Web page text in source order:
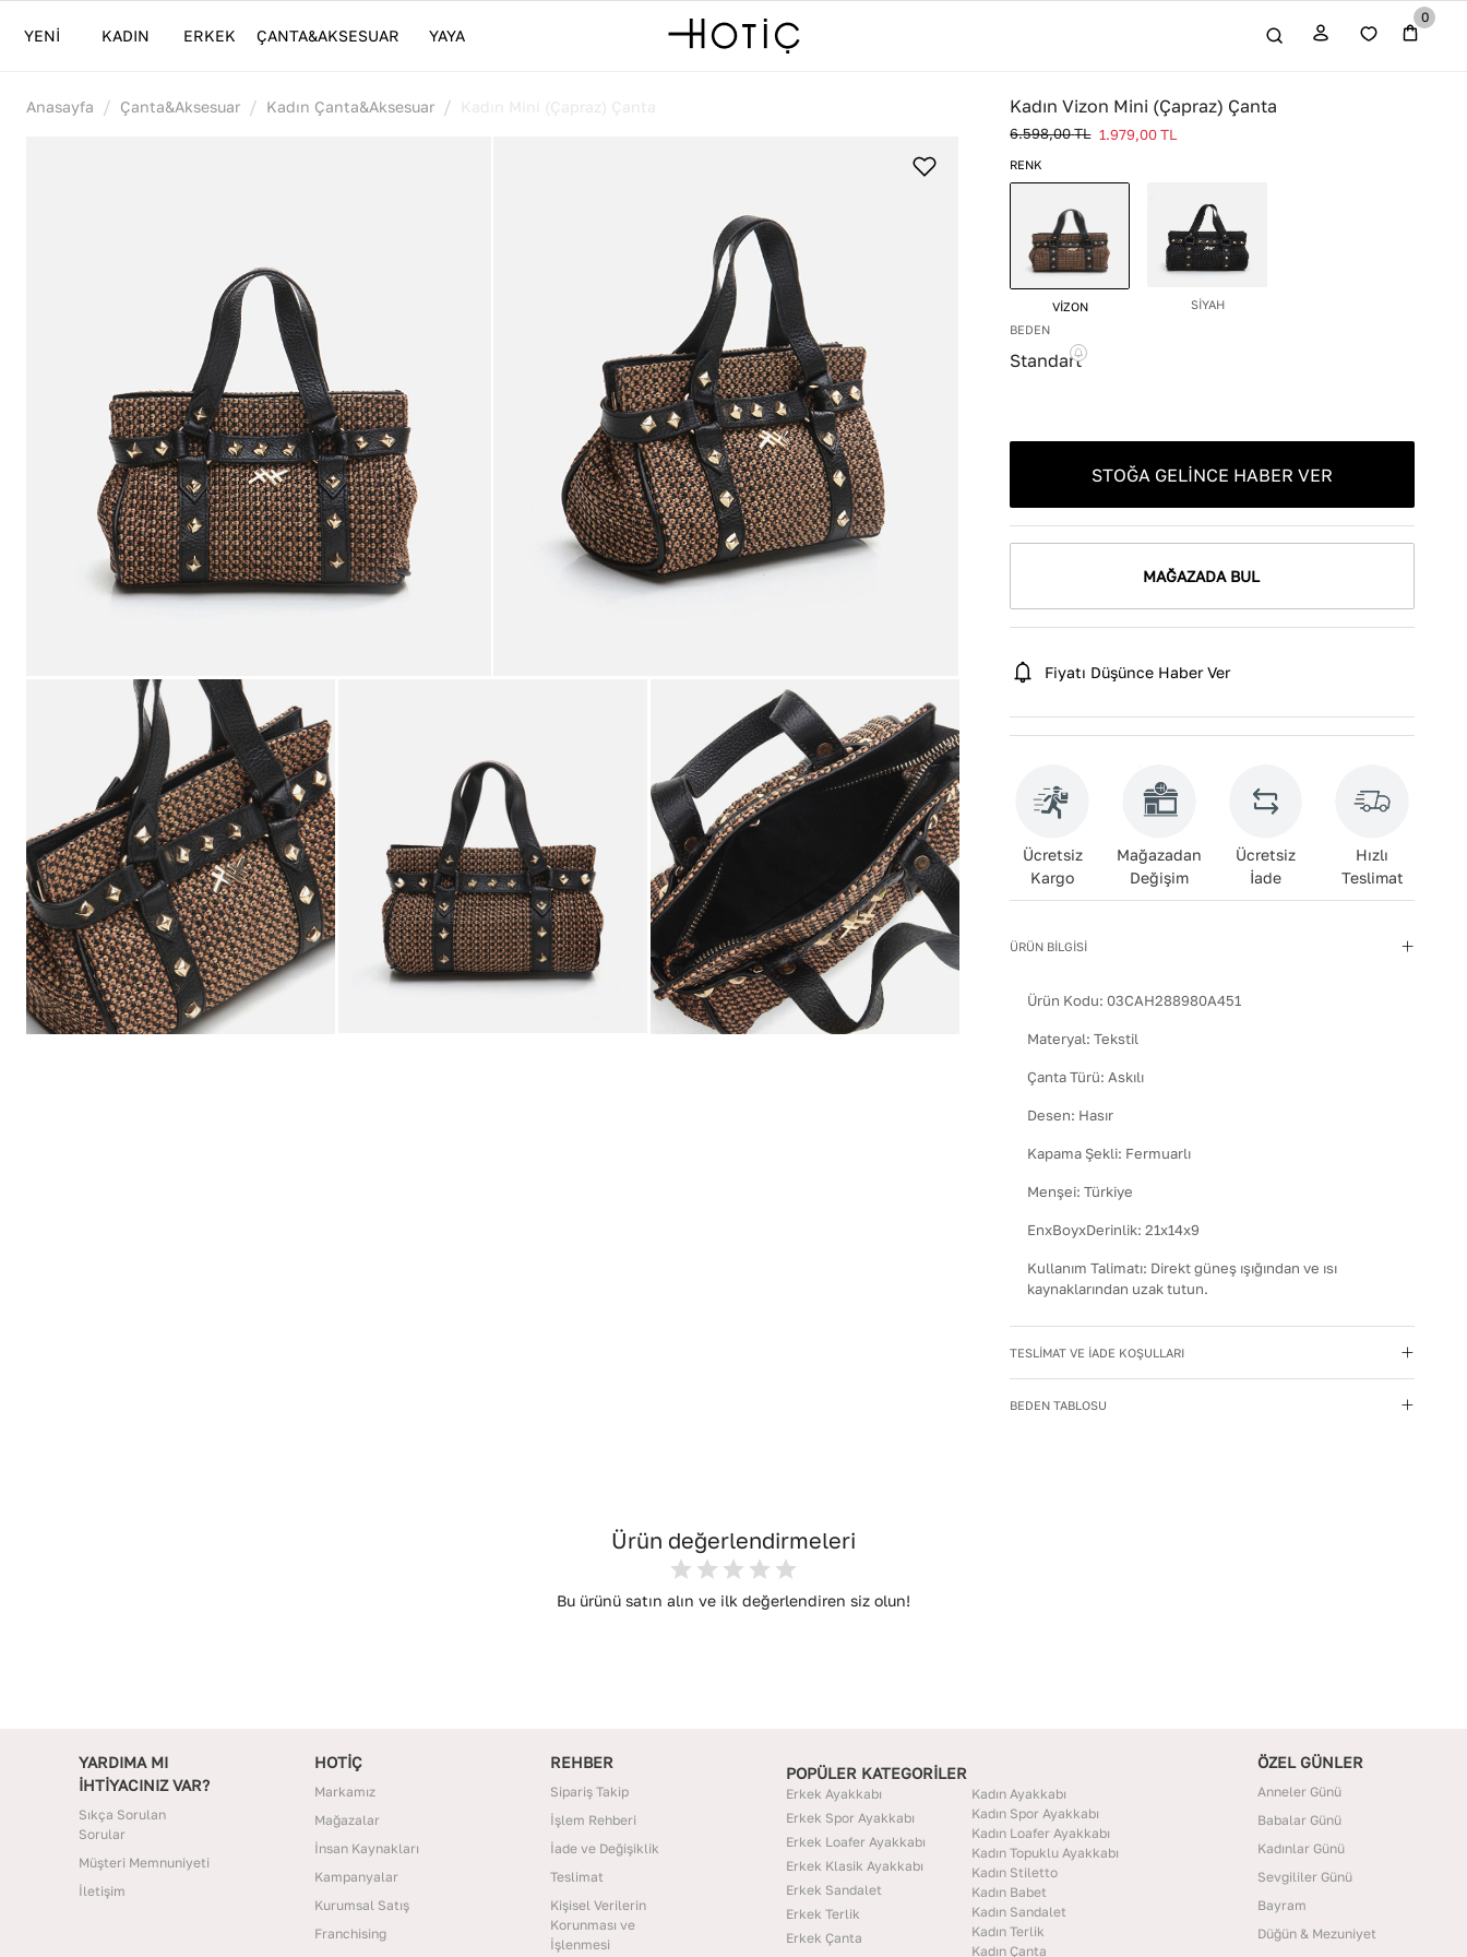
YENİ KADIN ERKEK ÇANTA&AKSESUAR YAYA
0
Anasayfa / Çanta&Aksesuar / Kadın Çanta&Aksesuar / Kadın Mini (Çapraz) Çanta Kadın Vizon Mini (Çapraz) Çanta
6.598,00TL 1.979,00 TL
RENK
VİZON
SİYAH
BEDEN
Standart
STOĞA GELINCE HABER VER
MAĞAZADA BUL
Fiyatı Düşünce Haber Ver
Ücretsiz
Kargo
Mağazadan
Değişim
Ücretsiz
İade
Hızlı
Teslimat
ÜRÜN BİLGİSİ
Ürün Kodu:03CAH288980A451
Materyal:Tekstil
Çanta Türü:Askılı
Desen: Hasır
Kapama Şekli: Fermuarlı
Menşei:Türkiye
EnxBoyxDerinlik:21x14x9
Kullanım Talimatı: Direkt güneş ışığından ve ısı
kaynaklarından uzak tutun.
Yıkama Talimatı:Çanta ve Aksesuarları hafif nemli bir
bezle silin. Kimyasal temizleyiciler kullanmayın.
yerde, içine dolgu koyarak muhafaza edin.
TESLİMAT VE İADE KOŞULLARI
BEDEN TABLOSU
Ürün değerlendirmeleri
Bu ürünü satın alın ve ilk değerlendiren siz olun!
YARDIMA MI
İHTİYACINIZ VAR?
Sıkça Sorulan
Sorular
Müşteri Memnuniyeti
İletişim
HOTİÇ
Markamız
Mağazalar
İnsan Kaynakları
Kampanyalar
Kurumsal Satış
Franchising
REHBER
Sipariş Takip
İşlem Rehberi
İade ve Değişiklik
Teslimat
Kişisel Verilerin
Korunması ve
İşlenmesi
POPÜLER KATEGORİLER
Erkek Ayakkabı
Erkek Spor Ayakkabı
Erkek Loafer Ayakkabı
Erkek Klasik Ayakkabı
Erkek Sandalet
Erkek Terlik
Erkek Çanta
Kadın Ayakkabı
Kadın Spor Ayakkabı
Kadın Loafer Ayakkabı
Kadın Topuklu Ayakkabı
Kadın Stiletto
Kadın Babet
Kadın Sandalet
Kadın Terlik
Kadın Çanta
ÖZEL GÜNLER
Anneler Günü
Babalar Günü
Kadınlar Günü
Sevgililer Günü
Bayram
Düğün & Mezuniyet